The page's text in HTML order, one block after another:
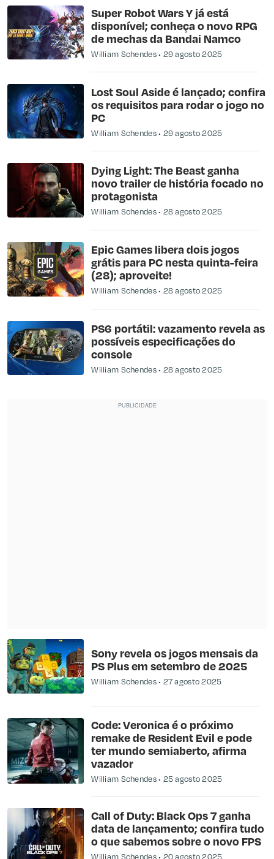
Super Robot Wars Y já está
disponível; conheça o novo RPG
de mechas da Bandai Namco
William Schendes 29 agosto 2025
Lost Soul Aside é lançado; confira
os requisitos para rodar o jogo no
PC
William Schendes 29 agosto 2025
Dying Light: The Beast ganha
novo trailer de história focado no
protagonista
William Schendes 28 agosto 2025
Epic Games libera dois jogos
grátis para PC nesta quinta-feira
(28); aproveite!
William Schendes 28 agosto 2025
PS6 portátil: vazamento revela as
possíveis especificações do
console
William Schendes 28 agosto 2025
Sony revela os jogos mensais da
PS Plus em setembro de 2025
William Schendes 27 agosto 2025
Code: Veronica é o próximo
remake de Resident Evil e pode
ter mundo semiaberto, afirma
vazador
William Schendes 25 agosto 2025
Call of Duty: Black Ops 7 ganha
data de lançamento; confira tudo
o que sabemos sobre o novo FPS